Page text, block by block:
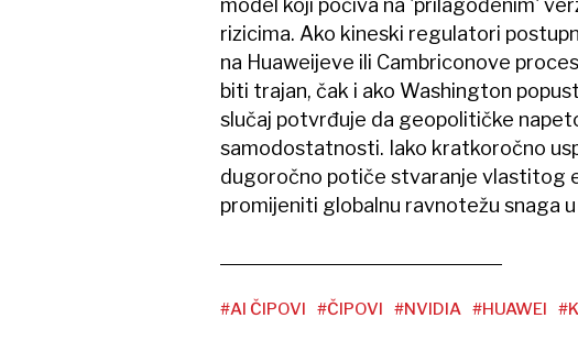
model koji počiva na 'prilagođenim'
rizicima. Ako kineski regulatori
na Huaweijeve ili Cambriconove
biti trajan, čak i ako Washington
slučaj potvrđuje da geopolitičke
samodostatnosti. Iako kratkoročno
dugoročno potiče stvaranje vlastitog
promijeniti globalnu ravnotežu snaga
#AI ČIPOVI #ČIPOVI #NVIDIA #HUAWEI